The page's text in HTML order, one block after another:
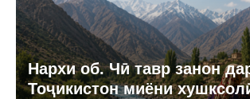
Нархи об. Чӣ тавр занон
Тоҷикистон миёни